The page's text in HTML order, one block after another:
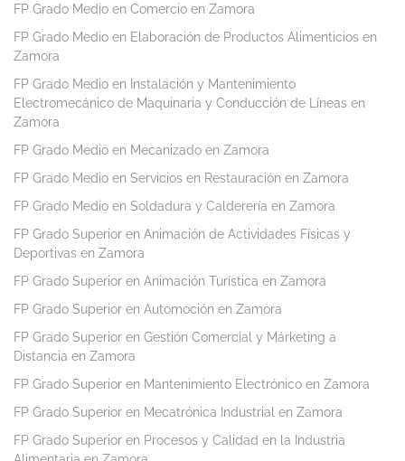
FP Grado Medio en Comercio en Zamora
FP Grado Medio en Elaboración de Productos Alimenticios en
Zamora
FP Grado Medio en Instalación y Mantenimiento
Electromecánico de Maquinaria y Conducción de Líneas en
Zamora
FP Grado Medio en Mecanizado en Zamora
FP Grado Medio en Servicios en Restauración en Zamora
FP Grado Medio en Soldadura y Calderería en Zamora
FP Grado Superior en Animación de Actividades Físicas y
Deportivas en Zamora
FP Grado Superior en Animación Turística en Zamora
FP Grado Superior en Automoción en Zamora
FP Grado Superior en Gestión Comercial y Márketing a
Distancia en Zamora
FP Grado Superior en Mantenimiento Electrónico en Zamora
FP Grado Superior en Mecatrónica Industrial en Zamora
FP Grado Superior en Procesos y Calidad en la Industria